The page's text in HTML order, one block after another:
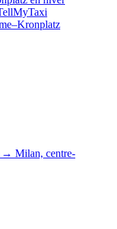
→ Milan, centre-